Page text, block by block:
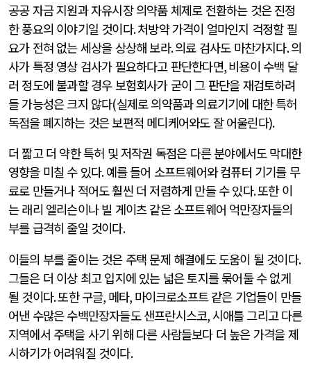
공공 자금 지원과 자유시장 의약품 체제로 전환하는 것은 진정
한 풍요의 이야기일 것이다.처방약 가격이 얼마인지 걱정할 필
요가 전혀 없는 세상을 상상해 보라.의료 검사도 마찬가지다.의
사가 특정 영상 검사가 필요하다고 판단한다면,비용이 수백 달
러 정도에 불과할 경우 보험회사가 굳이 그 판단을 재검토하려
들 가능성은 크지 않다(실제로 의약품과 의료기기에 대한 특허
독점을 폐지하는 것은 보편적 메디케어와도 잘 어울린다).
더 짧고 더 약한 특허 및 저작권 독점은 다른 분야에서도 막대한
영향을 미칠 수 있다.예를 들어 소프트웨어와 컴퓨터 기기를 무
료로 만들거나 적어도 훨씬 더 저렴하게 만들 수 있다.또한 이
는 래리 엘리슨이나 빌 게이츠 같은 소프트웨어 억만장자들의
부를 급격히 줄일 것이다.
이들의 부를 줄이는 것은 주택 문제 해결에도 도움이 될 것이다.
그들은 더 이상 최고 입지에 있는 넓은 토지를 묶어둘 수 없게
될 것이다.또한 구글, 메타, 마이크로소프트 같은 기업들이 만들
어낸 수많은 수백만장자들도 샌프란시스코,시애틀 그리고 다른
지역에서 주택을 사기 위해 다른 사람들보다 더 높은 가격을 제
시하기가 어려워질 것이다.